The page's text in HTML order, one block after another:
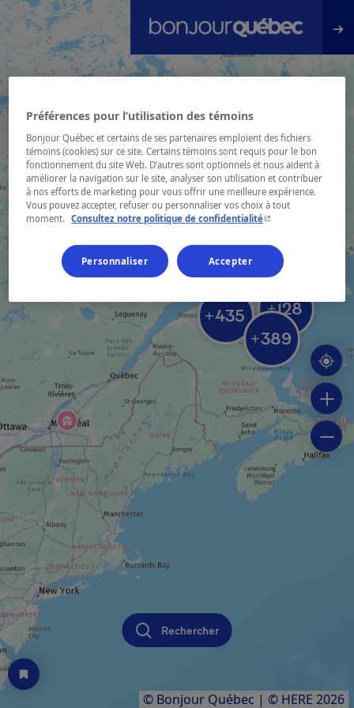
Passer au contenu principal
+128
+435
+389
© Bonjour Québec | © HERE 2026
Rechercher
Préférences pour l’utilisation des témoins
Bonjour Québec et certains de ses partenaires emploient des fichiers
témoins (cookies) sur ce site. Certains témoins sont requis pour le bon
fonctionnement du site Web. D’autres sont optionnels et nous aident à
améliorer la navigation sur le site, analyser son utilisation et contribuer
à nos efforts de marketing pour vous offrir une meilleure expérience.
Vous pouvez accepter, refuser ou personnaliser vos choix à tout
moment. Consultez notre politique de confidentialité- Cet hyperlien
Personnaliser Accepter